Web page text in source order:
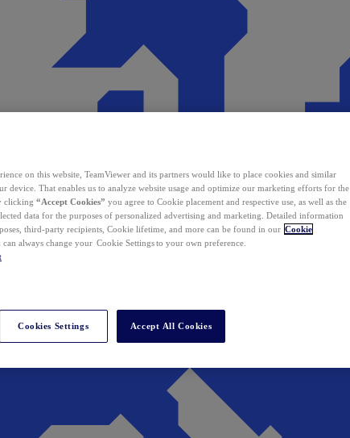
on this website, TeamViewer and its partners would like to place cookies and similar
device. That enables us to analyze website usage and optimize our marketing efforts for the
clicking “Accept Cookies” you agree to Cookie placement and respective use, as well as the
data for the purposes of personalized advertising and marketing. Detailed information
third-party recipients, Cookie lifetime, and more can be found in our Cookie
can always change your Cookie Settings to your own preference.
Cookies Settings Accept All Cookies